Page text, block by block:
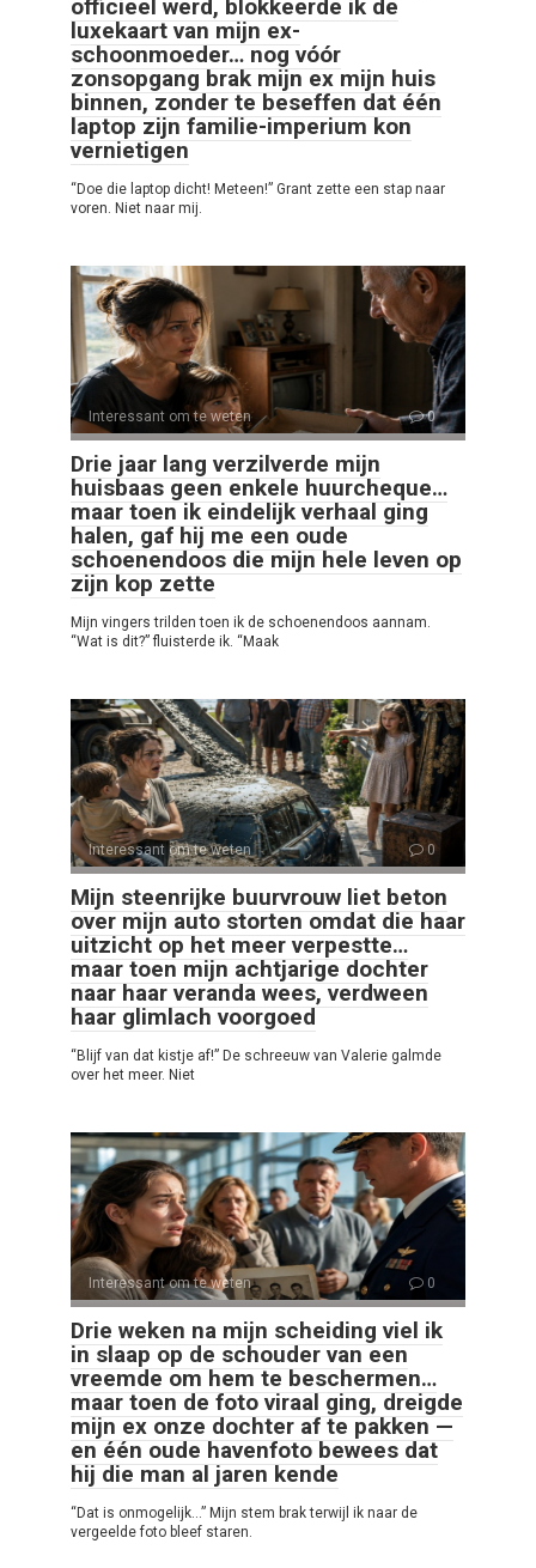
officieel werd, blokkeerde ik de
luxekaart van mijn ex-
schoonmoeder… nog vóór
zonsopgang brak mijn ex mijn huis
binnen, zonder te beseffen dat één
laptop zijn familie-imperium kon
vernietigen
“Doe die laptop dicht! Meteen!” Grant zette een stap naar
voren. Niet naar mij.
Interessant om te weten 0
Drie jaar lang verzilverde mijn
huisbaas geen enkele huurcheque…
maar toen ik eindelijk verhaal ging
halen, gaf hij me een oude
schoenendoos die mijn hele leven op
zijn kop zette
Mijn vingers trilden toen ik de schoenendoos aannam.
“Wat is dit?” fluisterde ik. “Maak
Interessant om te weten 0
Mijn steenrijke buurvrouw liet beton
over mijn auto storten omdat die haar
uitzicht op het meer verpestte…
maar toen mijn achtjarige dochter
naar haar veranda wees, verdween
haar glimlach voorgoed
“Blijf van dat kistje af!” De schreeuw van Valerie galmde
over het meer. Niet
Interessant om te weten 0
Drie weken na mijn scheiding viel ik
in slaap op de schouder van een
vreemde om hem te beschermen…
maar toen de foto viraal ging, dreigde
mijn ex onze dochter af te pakken —
en één oude havenfoto bewees dat
hij die man al jaren kende
“Dat is onmogelijk…” Mijn stem brak terwijl ik naar de
vergeelde foto bleef staren.